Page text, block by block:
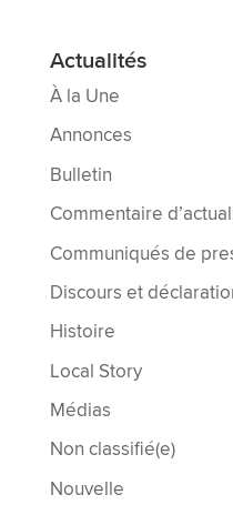
Actualités
À la Une
Annonces
Bulletin
Commentaire
Communiqués de
Discours et
Histoire
Local Story
Médias
Non classifié(e)
Nouvelle